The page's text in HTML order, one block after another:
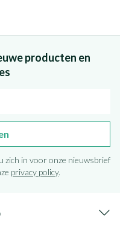
producten en
zich in voor onze nieuwsbrief
privacy policy.